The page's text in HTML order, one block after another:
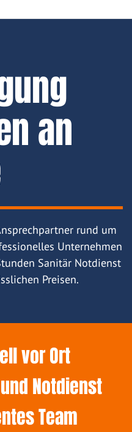
an
rund um
Unternehmen
Sanitär Notdienst
Preisen.
vor Ort
Notdienst
Team